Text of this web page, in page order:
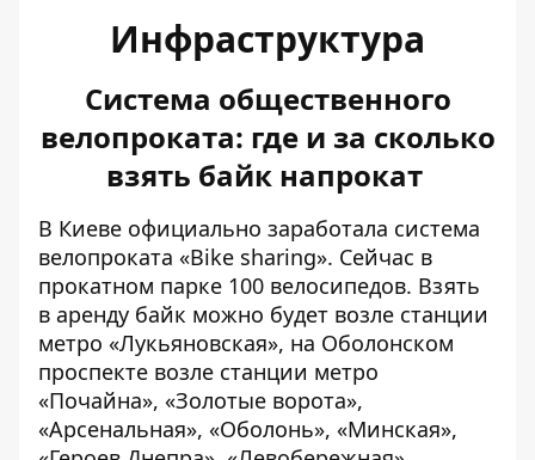
Инфраструктура
Система общественного
велопроката: где и за сколько
взять байк напрокат
В Киеве официально заработала система
велопроката «Bike sharing». Сейчас в
прокатном парке 100 велосипедов. Взять
в аренду байк можно будет возле станции
метро «Лукьяновская», на Оболонском
проспекте возле станции метро
«Почайна», «Золотые ворота»,
«Арсенальная», «Оболонь», «Минская»,